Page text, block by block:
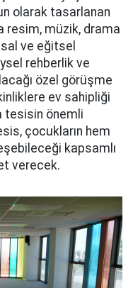
olarak tasarlanan
resim, müzik, drama
ve eğitsel
rehberlik ve
özel görüşme
ev sahipliği
tesisin önemli
çocukların hem
kapsamlı
verecek.